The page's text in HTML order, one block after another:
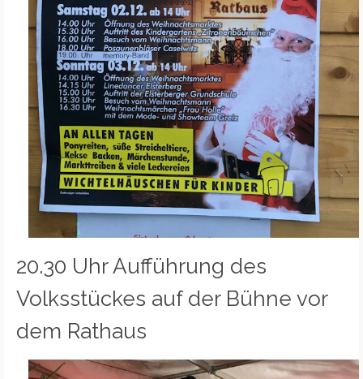
20.30 Uhr Aufführung des
Volksstückes auf der Bühne vor
dem Rathaus